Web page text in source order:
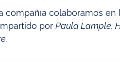
compañía colaboramos
por Paula Lample,